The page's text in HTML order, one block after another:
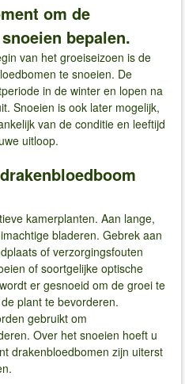
om de
bepalen.
van het groeiseizoen is de
te snoeien. De
in de winter en lopen na
Snoeien is ook later mogelijk,
van de conditie en leeftijd
uitloop.
kamerplanten. Aan lange,
bladeren. Gebrek aan
of verzorgingsfouten
of soortgelijke optische
er gesnoeid om de groei te
plant te bevorderen.
gebruikt om
Over het snoeien hoeft u
drakenbloedbomen zijn uiterst